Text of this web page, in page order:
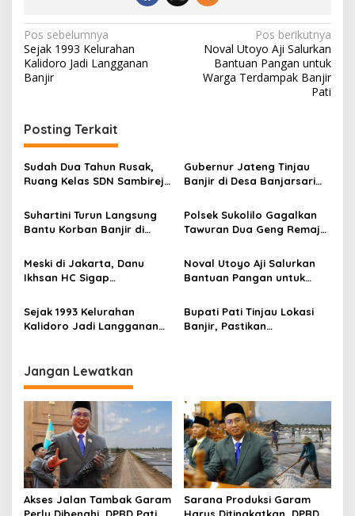
N
a
v
g
a
s
i
p
o
s
Pos sebelumnya
Sejak 1993 Kelurahan
Kalidoro Jadi Langganan
Banjir
Pos berikutnya
Noval Utoyo Aji Salurkan
Bantuan Pangan untuk
Warga Terdampak Banjir
Pati
Posting Terkait
Sudah Dua Tahun Rusak,
Ruang Kelas SDN Sambirejo
Gubernur Jateng Tinjau
Banjir di Desa Banjarsari
Suhartini Turun Langsung
Bantu Korban Banjir di
Polsek Sukolilo Gagalkan
Tawuran Dua Geng Remaja
Meski di Jakarta, Danu
Ikhsan HC Sigap
Korban Banjir
Noval Utoyo Aji Salurkan
Bantuan Pangan untuk
Pati
Sejak 1993 Kelurahan
Kalidoro Jadi Langganan
Bupati Pati Tinjau Lokasi
Banjir, Pastikan
Jangan Lewatkan
Akses Jalan Tambak Garam
Sarana Produksi Garam